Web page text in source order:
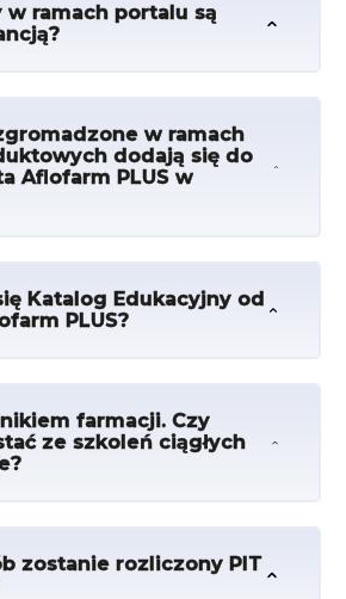
w ramach portalu są
w ramach
dodają się do
Aflofarm PLUS w
Katalog Edukacyjny od
PLUS?
farmacji. Czy
ze szkoleń ciągłych
zostanie rozliczony PIT